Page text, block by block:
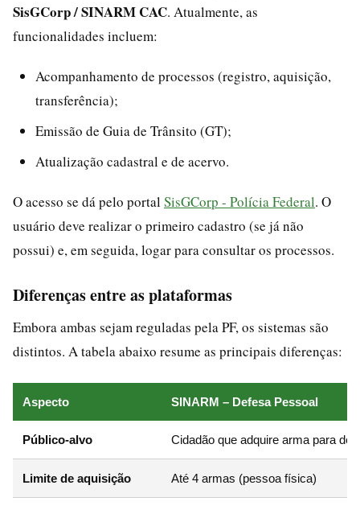
SisGCorp / SINARM CAC. Atualmente, as
funcionalidades incluem:
Acompanhamento de processos (registro, aquisição,
transferência);
Emissão de Guia de Trânsito (GT);
Atualização cadastral e de acervo.
O acesso se dá pelo portal SisGCorp - Polícia Federal. O
usuário deve realizar o primeiro cadastro (se já não
possui) e, em seguida, logar para consultar os processos.
Diferenças entre as plataformas
Embora ambas sejam reguladas pela PF, os sistemas são
distintos. A tabela abaixo resume as principais diferenças:
Aspecto SINARM – Defesa Pessoal
Público-alvo Cidadão que adquire arma para
Limite de aquisição Até 4 armas (pessoa física)